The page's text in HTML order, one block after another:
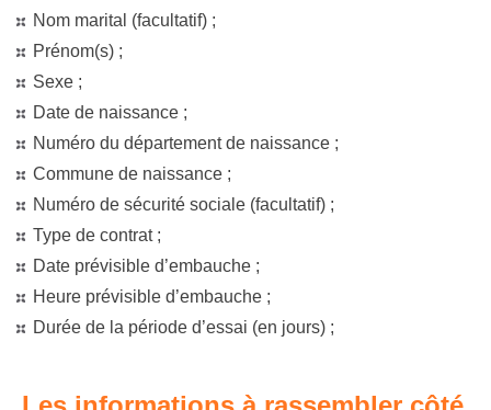
Nom marital (facultatif) ;
Prénom(s) ;
Sexe ;
Date de naissance ;
Numéro du département de naissance ;
Commune de naissance ;
Numéro de sécurité sociale (facultatif) ;
Type de contrat ;
Date prévisible d’embauche ;
Heure prévisible d’embauche ;
Durée de la période d’essai (en jours) ;